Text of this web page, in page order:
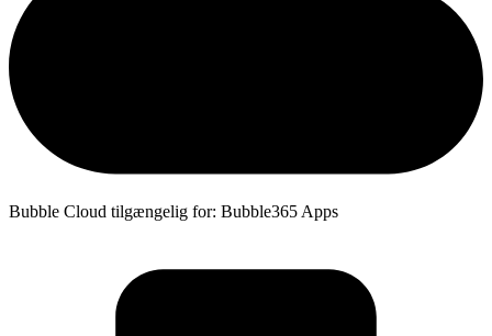
Bubble Cloud tilgængelig for: Bubble365 Apps